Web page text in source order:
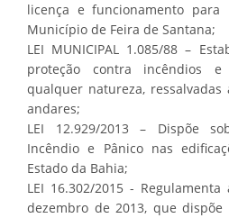
licença e funcionamento
Município de Feira de Santana;
LEI MUNICIPAL 1.085/88 –
proteção contra incêndios e
qualquer natureza,
andares;
LEI 12.929/2013 – Dispõe
Incêndio e Pânico nas
Estado da Bahia;
LEI 16.302/2015 -
dezembro de 2013, que